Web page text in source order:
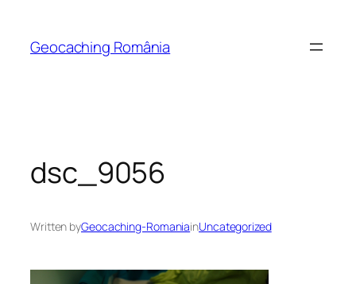
content
Geocaching România
dsc_9056
Written byGeocaching-RomaniainUncategorized